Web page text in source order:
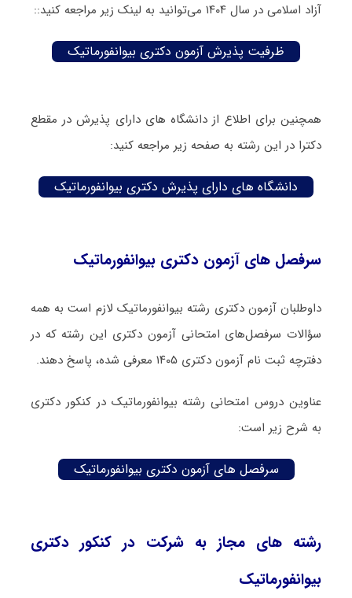
آزاد اسلامی در سال ۱۴۰۴ می‌توانید به لینک زیر مراجعه کنید::
ظرفیت پذیرش آزمون دکتری بیوانفورماتیک
همچنین برای اطلاع از دانشگاه های دارای پذیرش در مقطع
دکترا در این رشته به صفحه زیر مراجعه کنید:
دانشگاه های دارای پذیرش دکتری بیوانفورماتیک
سرفصل های آزمون دکتری بیوانفورماتیک
داوطلبان آزمون دکتری رشته بیوانفورماتیک لازم است به همه
سؤالات سرفصل‌های امتحانی آزمون دکتری این رشته که در
دفترچه‌ ثبت نام آزمون دکتری ۱۴۰۵ معرفی شده، پاسخ دهند.
عناوین دروس امتحانی رشته بیوانفورماتیک در کنکور دکتری
به شرح زیر است:
سرفصل های آزمون دکتری بیوانفورماتیک
رشته های مجاز به شرکت در کنکور دکتری
بیوانفورماتیک